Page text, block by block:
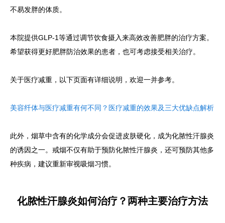
不易发胖的体质。
本院提供GLP-1等通过调节饮食摄入来高效改善肥胖的治疗方案。
希望获得更好肥胖防治效果的患者，也可考虑接受相关治疗。
关于医疗减重，以下页面有详细说明，欢迎一并参考。
美容纤体与医疗减重有何不同？医疗减重的效果及三大优缺点解析
此外，烟草中含有的化学成分会促进皮肤硬化，成为化脓性汗腺炎
的诱因之一。戒烟不仅有助于预防化脓性汗腺炎，还可预防其他多
种疾病，建议重新审视吸烟习惯。
化脓性汗腺炎如何治疗？两种主要治疗方法